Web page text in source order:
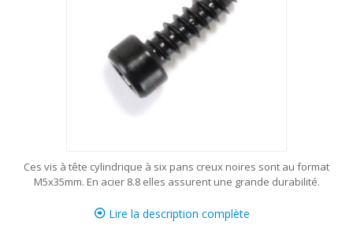
Ces vis à tête cylindrique à six pans creux noires sont au format
M5x35mm. En acier 8.8 elles assurent une grande durabilité.
Lire la description complète